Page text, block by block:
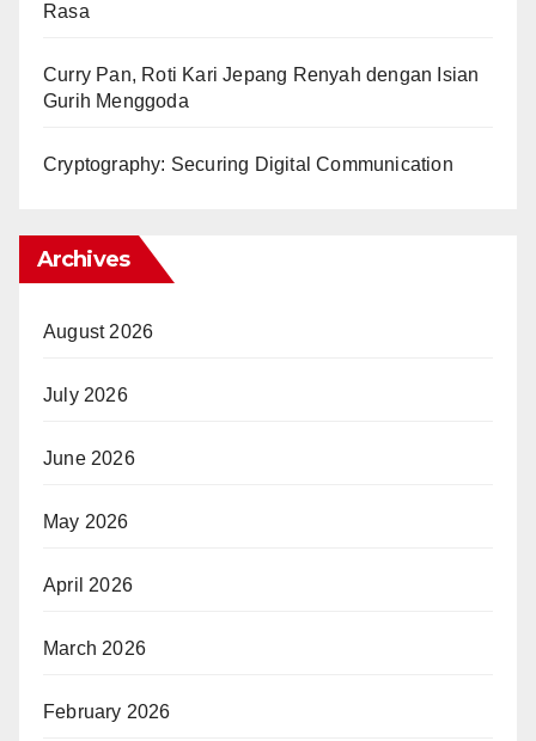
Rasa
Curry Pan, Roti Kari Jepang Renyah dengan Isian
Gurih Menggoda
Cryptography: Securing Digital Communication
Archives
August 2026
July 2026
June 2026
May 2026
April 2026
March 2026
February 2026